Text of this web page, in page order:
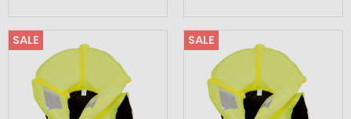
SALE SALE